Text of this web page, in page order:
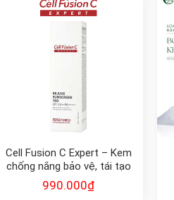
Cell Fusion C Expert – Kem
chống nắng bảo vệ, tái tạo
da Rejuve Sunscreen 100
SPF50+, PA++++
990.000₫